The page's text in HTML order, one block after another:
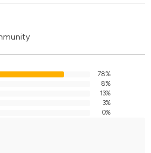
78%
8%
13%
3%
0%